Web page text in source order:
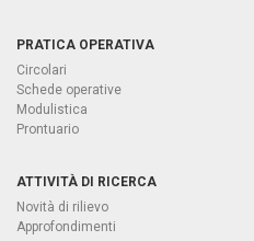
PRATICA OPERATIVA
Circolari
Schede operative
Modulistica
Prontuario
ATTIVITÀ DI RICERCA
Novità di rilievo
Approfondimenti